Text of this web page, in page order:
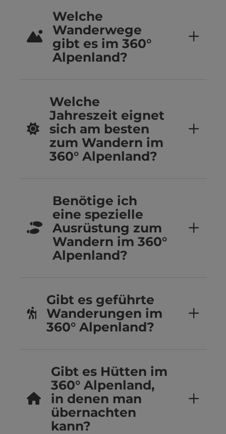
Welche
Wanderwege
gibt es im 360°
Alpenland?
Welche
Jahreszeit eignet
sich am besten
zum Wandern im
360° Alpenland?
Benötige ich
eine spezielle
Ausrüstung zum
Wandern im 360°
Alpenland?
Gibt es geführte
Wanderungen im
360° Alpenland?
Gibt es Hütten im
360° Alpenland,
in denen man
übernachten
kann?